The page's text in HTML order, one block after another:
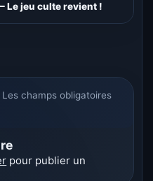
Le jeu culte revient !
champs obligatoires
pour publier un